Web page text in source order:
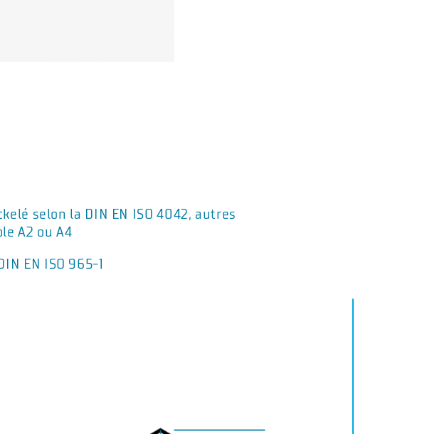
selon la DIN EN ISO 4042, autres
A2 ou A4
EN ISO 965-1